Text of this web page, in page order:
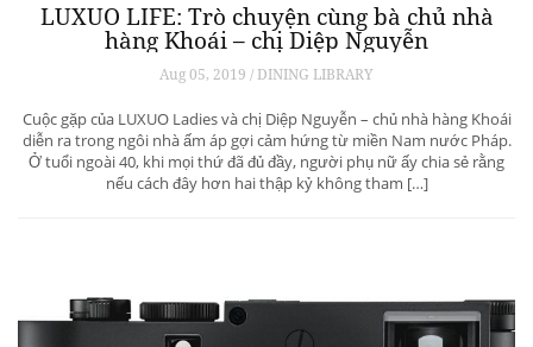
LUXUO LIFE: Trò chuyện cùng bà chủ nhà
hàng Khoái – chị Diệp Nguyễn
Aug 05, 2019 / DINING LIBRARY
Cuộc gặp của LUXUO Ladies và chị Diệp Nguyễn – chủ nhà hàng Khoái
diễn ra trong ngôi nhà ấm áp gợi cảm hứng từ miền Nam nước Pháp.
Ở tuổi ngoài 40, khi mọi thứ đã đủ đầy, người phụ nữ ấy chia sẻ rằng
nếu cách đây hơn hai thập kỷ không tham […]